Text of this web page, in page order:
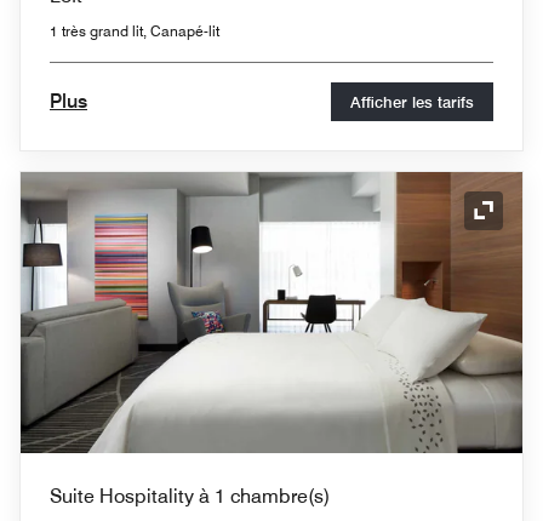
1 très grand lit, Canapé-lit
Plus Afficher les tarifs
Icône
Suite Hospitality à 1 chambre(s)